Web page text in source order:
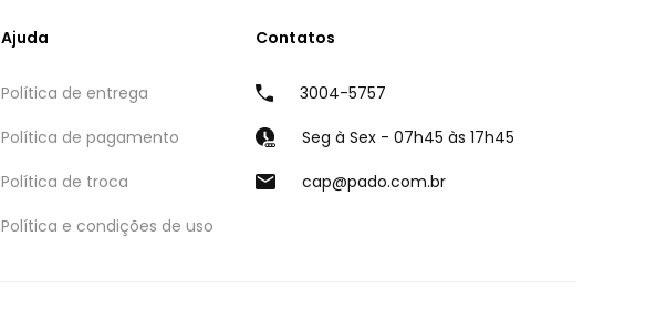
Ajuda
Política de entrega
Política de pagamento
Política de troca
Política e condições de uso
Contatos
3004-5757
Seg à Sex - 07h45 às 17h45
cap@pado.com.br